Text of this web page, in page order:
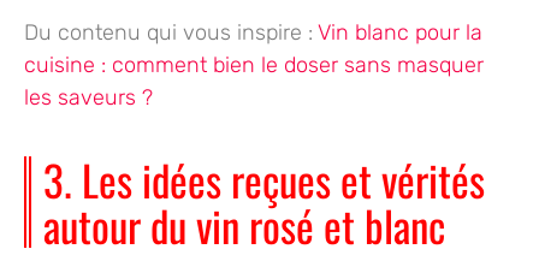
Du contenu qui vous inspire : Vin blanc pour la
cuisine : comment bien le doser sans masquer
les saveurs ?
3. Les idées reçues et vérités
autour du vin rosé et blanc